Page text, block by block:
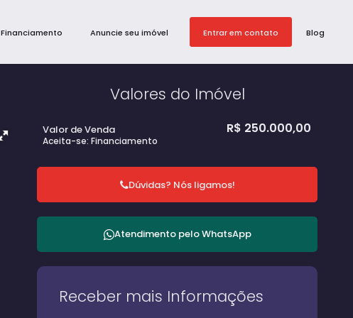
Blog
Entrar em contato
Anuncie seu imóvel
Financiamento
Valores do Imóvel
R$ 250.000,00
Valor de Venda
Aceita-se: Financiamento
Dúvidas? Nós ligamos!
Atendimento peloWhatsApp
Receber mais Informações